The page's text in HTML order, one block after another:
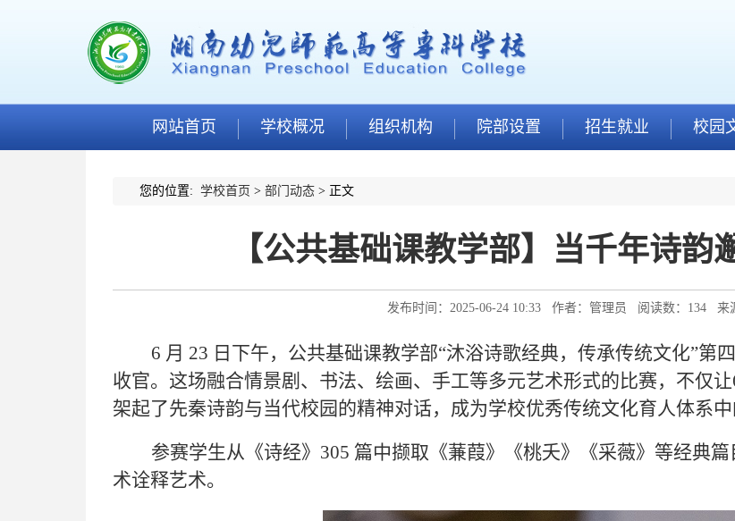
网站首页 学校概况 组织机构 院部设置 招生就业 校园
您的位置: 学校首页 > 部门动态 > 正文
【公共基础课教学部】当千年诗
发布时间：2025-06-24 10:33 作者：管理员 阅读数： 134来
6 月 23 日下午，公共基础课教学部“沐浴诗歌经典，传承传统文化”第
收官。这场融合情景剧、 书法、 绘画、手工等多元艺术形式的 比赛，不仅让
架起了先秦诗韵与当代校园的精神对话，成为学校优秀传统文化育人体系
参赛学生从《诗经》305 篇中撷取《蒹葭》《桃夭》《采薇》等经典
术诠释艺术。